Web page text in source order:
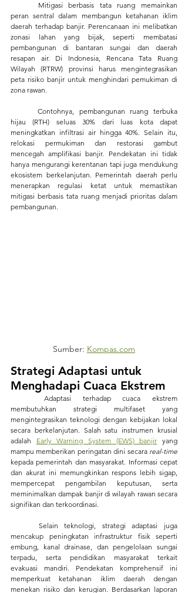
peran sentral dalam membangun ketahanan iklim
daerah terhadap banjir. Perencanaan ini melibatkan
zonasi lahan yang bijak, seperti membatasi
pembangunan di bantaran sungai dan daerah
resapan air. Di Indonesia, Rencana Tata Ruang
Wilayah (RTRW) provinsi harus mengintegrasikan
peta risiko banjir untuk menghindari pemukiman di
zona rawan.
hijau (RTH) seluas 30% dari luas kota dapat
meningkatkan infiltrasi air hingga 40%. Selain itu,
relokasi permukiman dan restorasi gambut
mencegah amplifikasi banjir. Pendekatan ini tidak
hanya mengurangi kerentanan tapi juga mendukung
ekosistem berkelanjutan. Pemerintah daerah perlu
menerapkan regulasi ketat untuk memastikan
mitigasi berbasis tata ruang menjadi prioritas dalam
pembangunan.
Sumber: Kompas.com
Strategi Adaptasi untuk
Menghadapi Cuaca Ekstrem
membutuhkan strategi multifaset yang
mengintegrasikan teknologi dengan kebijakan lokal
secara berkelanjutan. Salah satu instrumen krusial
adalah Early Warning System (EWS) banjir yang
mampu memberikan peringatan dini secara real-time
kepada pemerintah dan masyarakat. Informasi cepat
dan akurat ini memungkinkan respons lebih sigap,
mempercepat pengambilan keputusan, serta
meminimalkan dampak banjir di wilayah rawan secara
signifikan dan terkoordinasi.
mencakup peningkatan infrastruktur fisik seperti
embung, kanal drainase, dan pengelolaan sungai
terpadu, serta pendidikan masyarakat terkait
evakuasi mandiri. Pendekatan komprehensif ini
memperkuat ketahanan iklim daerah dengan
menekan risiko dan kerugian. Berdasarkan laporan